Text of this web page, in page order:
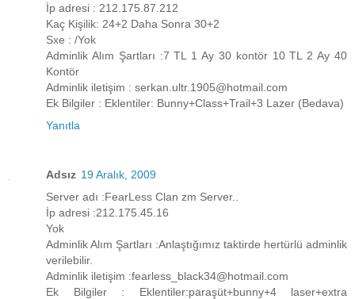
İp adresi : 212.175.87.212
Kaç Kişilik: 24+2 Daha Sonra 30+2
Sxe : /Yok
Adminlik Alım Şartları :7 TL 1 Ay 30 kontör 10 TL 2 Ay 40
Kontör
Adminlik iletişim : serkan.ultr.1905@hotmail.com
Ek Bilgiler : Eklentiler: Bunny+Class+Trail+3 Lazer (Bedava)
Yanıtla
Adsız 19 Aralık, 2009
Server adı :FearLess Clan zm Server..
İp adresi :212.175.45.16
Yok
Adminlik Alım Şartları :Anlaştığımız taktirde hertürlü adminlik
verilebilir.
Adminlik iletişim :fearless_black34@hotmail.com
Ek Bilgiler : Eklentiler:paraşüt+bunny+4 laser+extra